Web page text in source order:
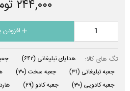
۲۴۴,۰۰۰ تومان
تگ های کالا: هدایای تبلیغاتی (۶۴۲)
جعبه تبلیغاتی (۳۱) جعبه سخت (۳۰)
جعبه کادویی (۳۰) جعبه کادو (۲۹)